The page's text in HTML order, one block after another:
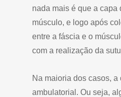
nada mais é que a capa
músculo, e logo após
entre a fáscia e o
com a realização da
Na maioria dos casos, a
ambulatorial. Ou seja,